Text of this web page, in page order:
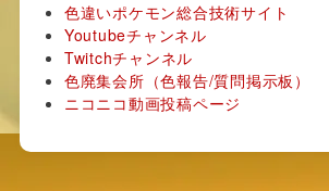
色違いポケモン総合技術サイト
Youtubeチャンネル
Twitchチャンネル
色廃集会所（色報告/質問掲示板）
ニコニコ動画投稿ページ